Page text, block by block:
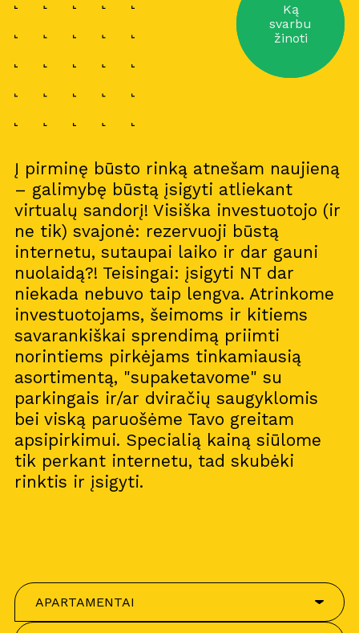
Į pirminę būsto rinką atnešam naujieną
– galimybę būstą įsigyti atliekant
virtualų sandorį! Visiška investuotojo (ir
ne tik) svajonė: rezervuoji būstą
internetu, sutaupai laiko ir dar gauni
nuolaidą?! Teisingai: įsigyti NT dar
niekada nebuvo taip lengva. Atrinkome
investuotojams, šeimoms ir kitiems
savarankiškai sprendimą priimti
norintiems pirkėjams tinkamiausią
asortimentą, "supaketavome" su
parkingais ir/ar dviračių saugyklomis
bei viską paruošėme Tavo greitam
apsipirkimui. Specialią kainą siūlome
tik perkant internetu, tad skubėki
rinktis ir įsigyti.
Ką
svarbu
žinoti
APARTAMENTAI